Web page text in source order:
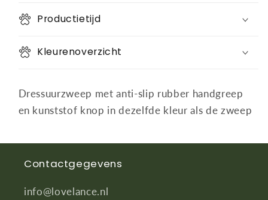
Productietijd
Kleurenoverzicht
Dressuurzweep met anti-slip rubber handgreep
en kunststof knop in dezelfde kleur als de zweep
Contactgegevens
info@lovelance.nl